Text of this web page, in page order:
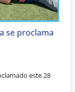
se proclama
este 28